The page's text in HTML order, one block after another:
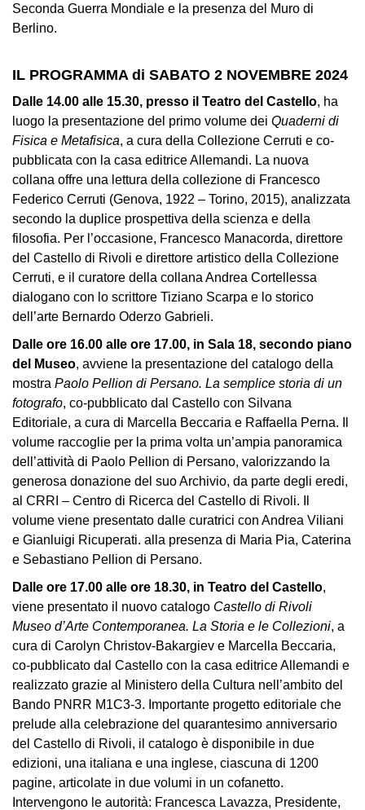
Chi
Area
Organizza
tuo
evento
Amministrazione
trasparente
Whistleblowing
Sostieni
museo
EN
Seconda Guerra Mondiale e la presenza del Muro di
Berlino.
IL PROGRAMMA di SABATO 2 NOVEMBRE 2024
Dalle 14.00 alle 15.30, presso il Teatro del Castello, ha
luogo la presentazione del primo volume dei Quaderni di
Fisica e Metafisica, a cura della Collezione Cerruti e co-
pubblicata con la casa editrice Allemandi. La nuova
collana offre una lettura della collezione di Francesco
Federico Cerruti (Genova, 1922 – Torino, 2015), analizzata
secondo la duplice prospettiva della scienza e della
filosofia. Per l’occasione, Francesco Manacorda, direttore
del Castello di Rivoli e direttore artistico della Collezione
Cerruti, e il curatore della collana Andrea Cortellessa
dialogano con lo scrittore Tiziano Scarpa e lo storico
dell’arte Bernardo Oderzo Gabrieli.
Dalle ore 16.00 alle ore 17.00, in Sala 18, secondo piano
del Museo, avviene la presentazione del catalogo della
mostra Paolo Pellion di Persano. La semplice storia di un
fotografo, co-pubblicato dal Castello con Silvana
Editoriale, a cura di Marcella Beccaria e Raffaella Perna. Il
volume raccoglie per la prima volta un’ampia panoramica
dell’attività di Paolo Pellion di Persano, valorizzando la
generosa donazione del suo Archivio, da parte degli eredi,
al CRRI – Centro di Ricerca del Castello di Rivoli. Il
volume viene presentato dalle curatrici con Andrea Viliani
e Gianluigi Ricuperati. alla presenza di Maria Pia, Caterina
e Sebastiano Pellion di Persano.
Dalle ore 17.00 alle ore 18.30, in Teatro del Castello,
viene presentato il nuovo catalogo Castello di Rivoli
Museo d’Arte Contemporanea. La Storia e le Collezioni, a
cura di Carolyn Christov-Bakargiev e Marcella Beccaria,
co-pubblicato dal Castello con la casa editrice Allemandi e
realizzato grazie al Ministero della Cultura nell’ambito del
Bando PNRR M1C3-3. Importante progetto editoriale che
prelude alla celebrazione del quarantesimo anniversario
del Castello di Rivoli, il catalogo è disponibile in due
edizioni, una italiana e una inglese, ciascuna di 1200
pagine, articolate in due volumi in un cofanetto.
Intervengono le autorità: Francesca Lavazza, Presidente,